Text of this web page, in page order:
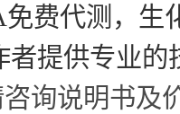
费代测，生
者提供专业
询说明书及